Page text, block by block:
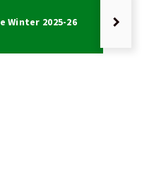
Winter 2025-26 keyboard_arrow_right